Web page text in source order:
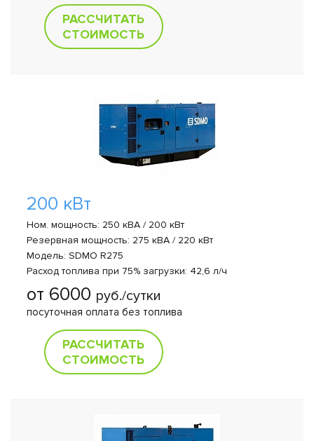
РАССЧИТАТЬ
СТОИМОСТЬ
200 кВт
Ном. мощность: 250 кВА / 200 кВт
Резервная мощность: 275 кВА / 220 кВт
Модель: SDMO R275
Расход топлива при 75% загрузки: 42,6 л/ч
от 6000 руб./сутки
посуточная оплата без топлива
РАССЧИТАТЬ
СТОИМОСТЬ